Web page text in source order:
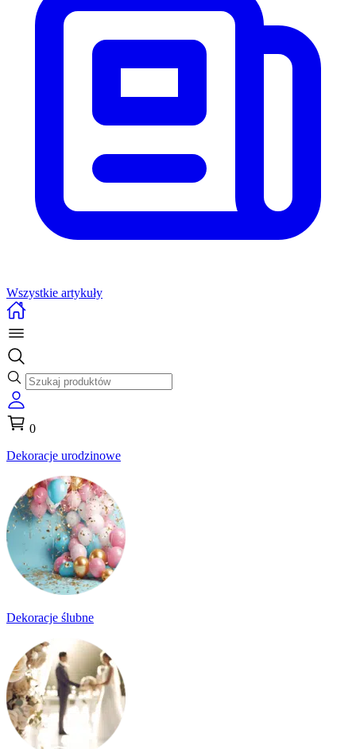
Wszystkie artykuły
0
Dekoracje urodzinowe
Dekoracje ślubne